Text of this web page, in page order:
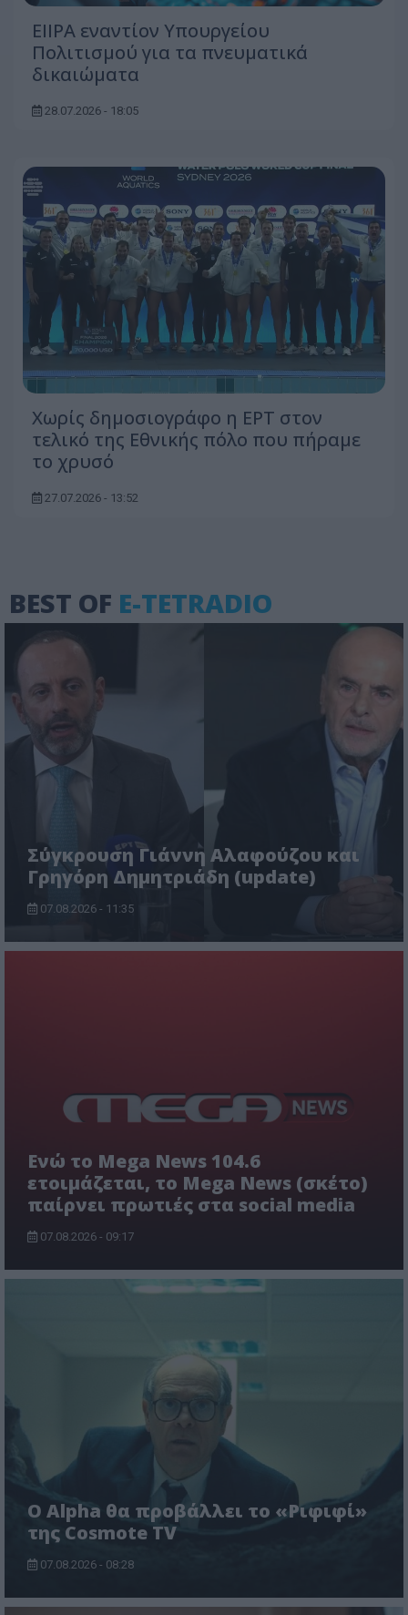
ΕΙΙΡΑ εναντίον Υπουργείου
Πολιτισμού για τα πνευματικά
δικαιώματα
28.07.2026 - 18:05
Χωρίς δημοσιογράφο η ΕΡΤ στον
τελικό της Εθνικής πόλο που πήραμε
το χρυσό
27.07.2026 - 13:52
BEST OF E-TETRADIO
Σύγκρουση Γιάννη Αλαφούζου και
Γρηγόρη Δημητριάδη (update)
07.08.2026 - 11:35
Ενώ το Mega News 104.6
ετοιμάζεται, το Mega News (σκέτο)
παίρνει πρωτιές στα social media
07.08.2026 - 09:17
Ο Alpha θα προβάλλει το «Ριφιφί»
της Cosmote TV
07.08.2026 - 08:28